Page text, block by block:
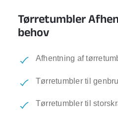
Tørretumbler
behov
Afhentning af
Tørretumbler til
Tørretumbler til